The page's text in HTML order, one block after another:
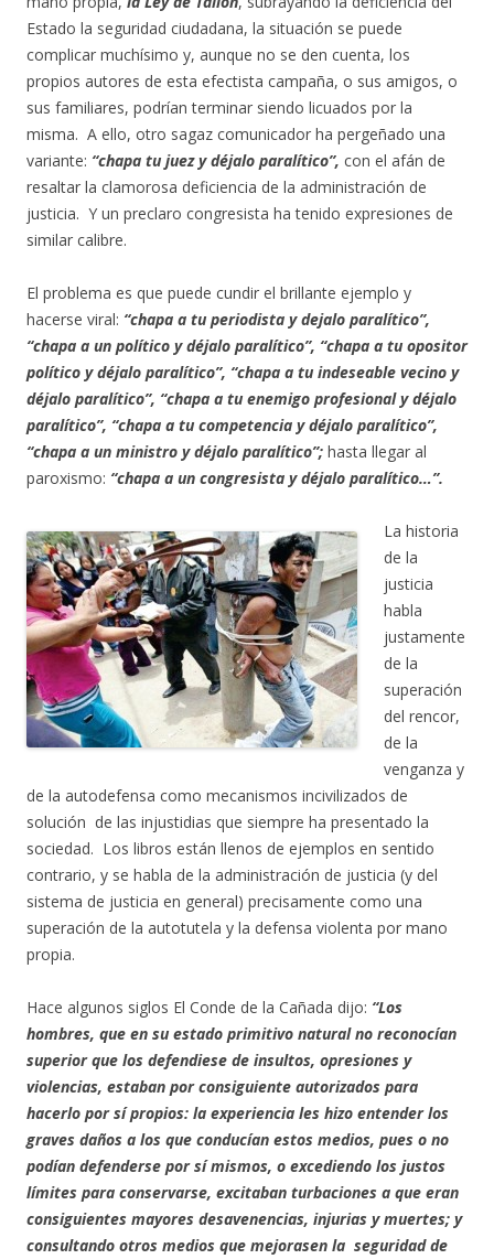
Estado la seguridad ciudadana, la situación se puede
complicar muchísimo y, aunque no se den cuenta, los
propios autores de esta efectista campaña, o sus amigos, o
sus familiares, podrían terminar siendo licuados por la
misma. A ello, otro sagaz comunicador ha pergeñado una
variante: “chapa tu juez y déjalo paralítico”, con el afán de
resaltar la clamorosa deficiencia de la administración de
justicia. Y un preclaro congresista ha tenido expresiones de
similar calibre.
El problema es que puede cundir el brillante ejemplo y
hacerse viral: “chapa a tu periodista y dejalo paralítico”,
“chapa a un político y déjalo paralítico”, “chapa a tu opositor
político y déjalo paralítico”, “chapa a tu indeseable vecino y
déjalo paralítico”, “chapa a tu enemigo profesional y déjalo
paralítico”, “chapa a tu competencia y déjalo paralítico”,
“chapa a un ministro y déjalo paralítico”; hasta llegar al
paroxismo: “chapa a un congresista y déjalo paralítico…”.
La historia
de la
justicia
habla
justamente
de la
superación
del rencor,
de la
venganza y
de la autodefensa como mecanismos incivilizados de
solución de las injustidias que siempre ha presentado la
sociedad. Los libros están llenos de ejemplos en sentido
contrario, y se habla de la administración de justicia (y del
sistema de justicia en general) precisamente como una
superación de la autotutela y la defensa violenta por mano
propia.
Hace algunos siglos El Conde de la Cañada dijo: “Los
hombres, que en su estado primitivo natural no reconocían
superior que los defendiese de insultos, opresiones y
violencias, estaban por consiguiente autorizados para
hacerlo por sí propios: la experiencia les hizo entender los
graves daños a los que conducían estos medios, pues o no
podían defenderse por sí mismos, o excediendo los justos
límites para conservarse, excitaban turbaciones a que eran
consiguientes mayores desavenencias, injurias y muertes; y
consultando otros medios que mejorasen la seguridad de